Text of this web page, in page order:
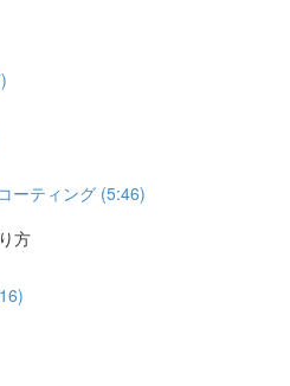
ーティング (5:46)
方